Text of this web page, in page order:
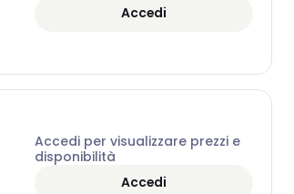
Accedi
Accedi per visualizzare prezzi e
disponibilità
Accedi